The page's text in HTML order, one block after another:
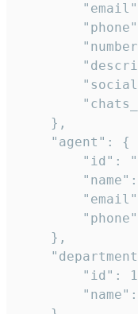
    },
    "agent": {
"id":
    },
"id":